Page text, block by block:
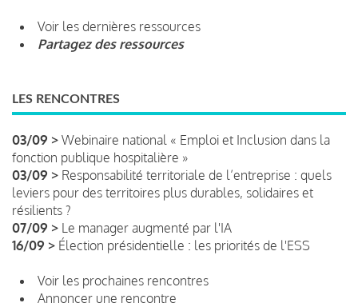
Voir les dernières ressources
Partagez des ressources
LES RENCONTRES
03/09 > Webinaire national « Emploi et Inclusion dans la
fonction publique hospitalière »
03/09 > Responsabilité territoriale de l’entreprise : quels
leviers pour des territoires plus durables, solidaires et
résilients ?
07/09 > Le manager augmenté par l'IA
16/09 > Élection présidentielle : les priorités de l'ESS
Voir les prochaines rencontres
Annoncer une rencontre